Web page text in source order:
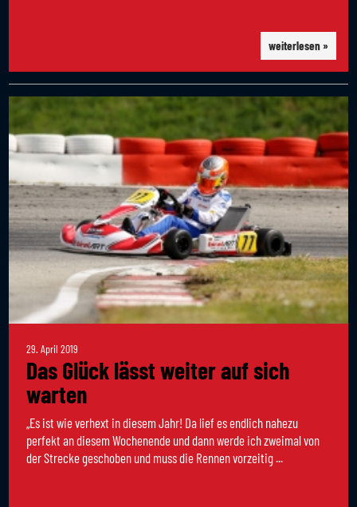
weiterlesen »
29. April 2019
Das Glück lässt weiter auf sich
warten
„Es ist wie verhext in diesem Jahr! Da lief es endlich nahezu
perfekt an diesem Wochenende und dann werde ich zweimal von
der Strecke geschoben und muss die Rennen vorzeitig ...